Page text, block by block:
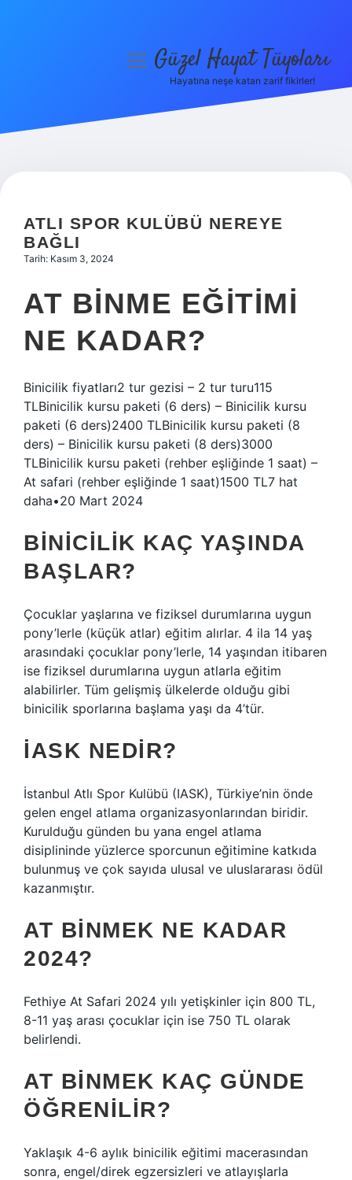
Hakkımızda
menüyüGüzel Hayat Tüyoları
Hayatına neşe katan zarif fikirler!
ATLI SPOR KULÜBÜ NEREYE
BAĞLI
Tarih: Kasım 3, 2024
AT BINME EĞITIMI
NE KADAR?
Binicilik fiyatları2 tur gezisi – 2 tur turu115
TLBinicilik kursu paketi (6 ders) – Binicilik kursu
paketi (6 ders)2400 TLBinicilik kursu paketi (8
ders) – Binicilik kursu paketi (8 ders)3000
TLBinicilik kursu paketi (rehber eşliğinde 1 saat) –
At safari (rehber eşliğinde 1 saat)1500 TL7 hat
daha•20 Mart 2024
BINICILIK KAÇ YAŞINDA
BAŞLAR?
Çocuklar yaşlarına ve fiziksel durumlarına uygun
pony’lerle (küçük atlar) eğitim alırlar. 4 ila 14 yaş
arasındaki çocuklar pony’lerle, 14 yaşından itibaren
ise fiziksel durumlarına uygun atlarla eğitim
alabilirler. Tüm gelişmiş ülkelerde olduğu gibi
binicilik sporlarına başlama yaşı da 4’tür.
İASK NEDIR?
İstanbul Atlı Spor Kulübü (IASK), Türkiye’nin önde
gelen engel atlama organizasyonlarından biridir.
Kurulduğu günden bu yana engel atlama
disiplininde yüzlerce sporcunun eğitimine katkıda
bulunmuş ve çok sayıda ulusal ve uluslararası ödül
kazanmıştır.
AT BINMEK NE KADAR
2024?
Fethiye At Safari 2024 yılı yetişkinler için 800 TL,
8-11 yaş arası çocuklar için ise 750 TL olarak
belirlendi.
AT BINMEK KAÇ GÜNDE
ÖĞRENILIR?
Yaklaşık 4-6 aylık binicilik eğitimi macerasından
sonra, engel/direk egzersizleri ve atlayışlarla